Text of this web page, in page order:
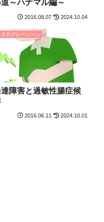
～ハナマル編～
2016.08.07 2024.10.04
ＳＤグレーゾーン
障害と過敏性腸症候
2016.06.11 2024.10.01